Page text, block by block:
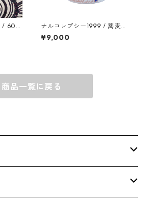
ナルコレプシー1999 / 蕎麦猪
口 / color1
¥9,000
商品一覧に戻る